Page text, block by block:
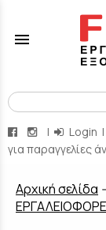
menu
| Login |
για παραγγελίες
Aρχική σελίδα